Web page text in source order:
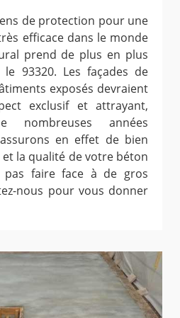
de protection pour une
efficace dans le monde
prend de plus en plus
93320. Les façades de
exposés devraient
exclusif et attrayant,
nombreuses années
en effet de bien
la qualité de votre béton
pas faire face à de gros
nous pour vous donner